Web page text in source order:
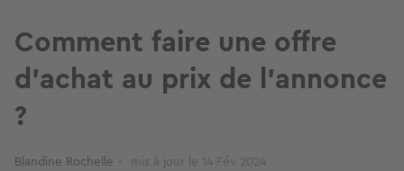
Comment faire une offre
d’achat au prix de l’annonce
?
Blandine Rochelle mis à jour le 14 Fév 2024